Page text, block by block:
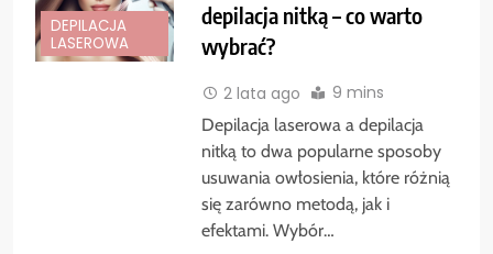
DEPILACJA
LASEROWA
depilacja nitką – co warto
wybrać?
2 lata ago 9 mins
Depilacja laserowa a depilacja
nitką to dwa popularne sposoby
usuwania owłosienia, które różnią
się zarówno metodą, jak i
efektami. Wybór…